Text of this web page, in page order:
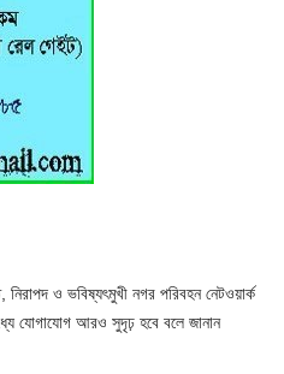
ও ভবিষ্যৎমুখী নগর পরিবহন নেটওয়ার্ক
যোগাযোগ আরও সুদৃঢ় হবে বলে জানান